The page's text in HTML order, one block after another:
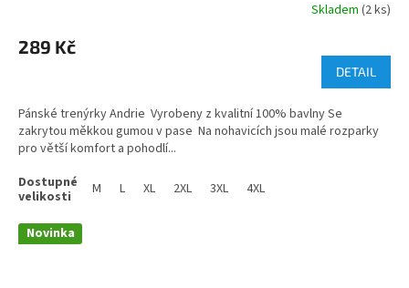
Skladem (2 ks)
289 Kč
DETAIL
Pánské trenýrky Andrie Vyrobeny z kvalitní 100% bavlny Se
zakrytou měkkou gumou v pase Na nohavicích jsou malé rozparky
pro větší komfort a pohodlí...
M L XL 2XL 3XL 4XL
Novinka